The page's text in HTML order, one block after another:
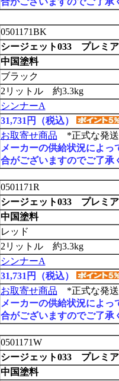
0501171BK
シージェット033 プレミ
中国塗料
ブラック
2リットル 約3.3kg
シンナーA
31,731円（税込）
お取寄せ商品 *正式な発送
メーカーの供給状況によ
合がございますのでご了承
0501171R
シージェット033 プレミ
中国塗料
レッド
2リットル 約3.3kg
シンナーA
31,731円（税込）
お取寄せ商品 *正式な発送
メーカーの供給状況によ
合がございますのでご了承
0501171W
シージェット033 プレミ
中国塗料